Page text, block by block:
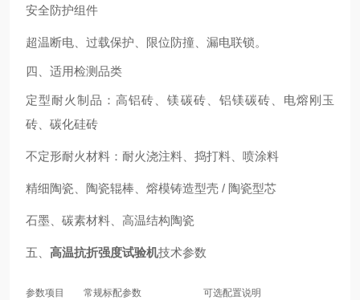
安全防护组件
超温断电、过载保护、限位防撞、漏电联锁。
四、适用检测品类
定型耐火制品：高铝砖、镁碳砖、铝镁碳砖、电熔刚玉
砖、碳化硅砖
不定形耐火材料：耐火浇注料、捣打料、喷涂料
精细陶瓷、陶瓷辊棒、熔模铸造型壳 / 陶瓷型芯
石墨、碳素材料、高温结构陶瓷
五、 高温抗折强度试验机技术参数
参数项目 常规标配参数 可选配置说明